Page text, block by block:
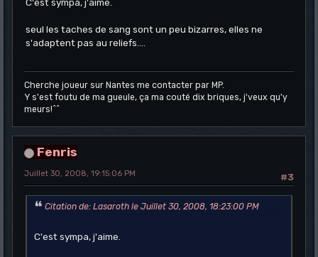
seul les taches de sang sont un peu bizarres, elles ne
s'adaptent pas au reliefs....
Cherche joueur sur Nantes me contacter par MP.
Y s'est foutu de ma gueule, ça ma couté dix briques, j'veux qu'y
meurs!^^
Fenris
#3
Juillet 30, 2008, 19:15:06 PM
Citation de: Lasaroth le Juillet 30, 2008, 18:23:00 PM
C'est sympa, j'aime.